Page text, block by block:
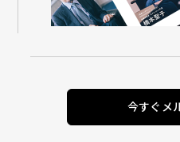
今すぐメ